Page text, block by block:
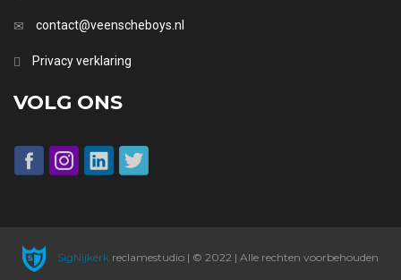
contact@veenscheboys.nl
Privacy verklaring
VOLG ONS
SigNijkerkreclamestudio | © 2022 | Alle rechten voorbehouden